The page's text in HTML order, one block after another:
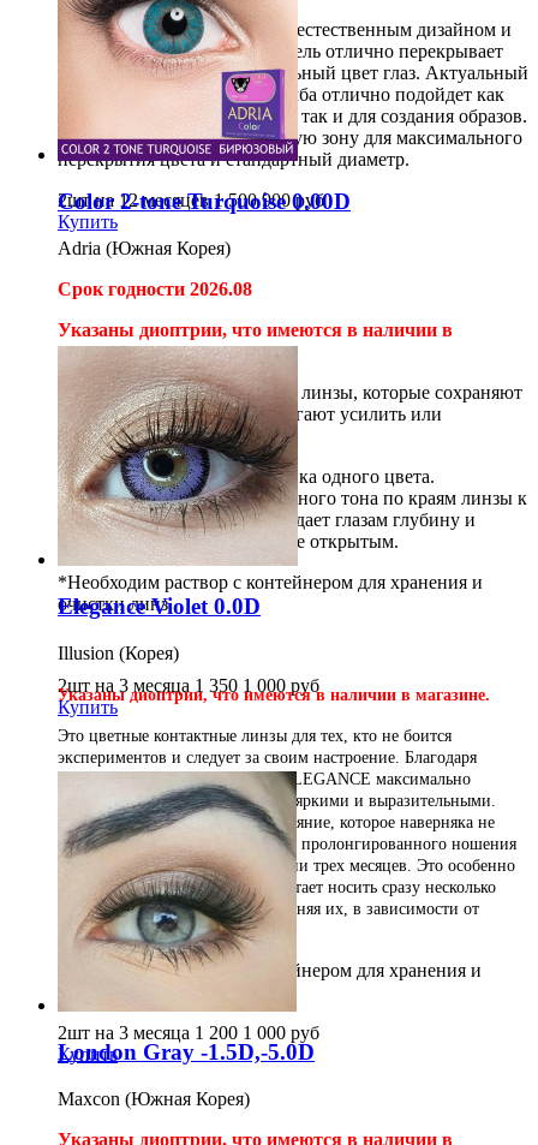
Atlanta gray порадуют своим естественным дизайном и
невероятным оттенком! Модель отлично перекрывает
даже самый тёмный натуральный цвет глаз. Актуальный
дизайн без выраженного лимба отлично подойдет как
для повседневного ношения, так и для создания образов.
Модель имеет узкую зрачковую зону для максимального
перекрытия цвета и стандартный диаметр.
2шт на 12 месяцев1 500 900руб
Купить
Color 2-tone Turquoise 0.00D
Adria (Южная Корея)
Срок годности 2026.08
Указаны диоптрии, что имеются в наличии в
магазине.
Adria Сolor 2 tone - цветные линзы, которые сохраняют
естественность цвета и помогают усилить или
тонировать цвет твоих глаз.
Линзы окрашены в два оттенка одного цвета.
Постепенный переход от темного тона по краям линзы к
более светлому в центре придает глазам глубину и
зрительно делает взгляд более открытым.
*Необходим раствор с контейнером для хранения и
очистки линз.
2шт на 3 месяца 1 350 1 000 руб
Купить
Elegance Violet 0.0D
Illusion (Корея)
Указаны диоптрии, что имеются в наличии в магазине.
Это цветные контактные линзы для тех, кто не боится
экспериментов и следует за своим настроение. Благодаря
сложному узору линзы линия ELEGANCE максимально
преображает цвет глаз, делая их яркими и выразительными.
Линия SHINE придает глазам сияние, которое наверняка не
останется незамеченным! Линзы пролонгированного ношения
возможно использовать в течении трех месяцев. Это особенно
актуально для тех, кто предпочитает носить сразу несколько
цветных линз в один период, меняя их, в зависимости от
вдохновения.
*Необходим раствор с контейнером для хранения и
2шт на 3 месяца 1 200 1 000 руб
Купить
London Gray -1.5D,-5.0D
Maxcon (Южная Корея)
Указаны диоптрии, что имеются в наличии в